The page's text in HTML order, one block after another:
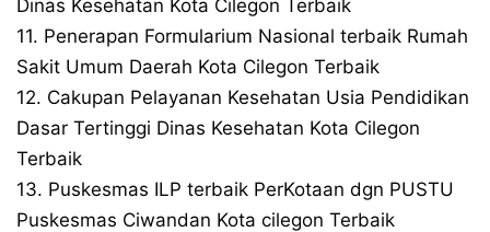
Dinas Kesehatan Kota Cilegon Terbaik
11. Penerapan Formularium Nasional terbaik Rumah
Sakit Umum Daerah Kota Cilegon Terbaik
12. Cakupan Pelayanan Kesehatan Usia Pendidikan
Dasar Tertinggi Dinas Kesehatan Kota Cilegon
Terbaik
13. Puskesmas ILP terbaik PerKotaan dgn PUSTU
Puskesmas Ciwandan Kota cilegon Terbaik